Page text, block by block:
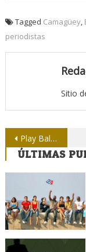
Tagged Camagüey,
periodistas
Sitio
de
entradas
Play Ball por la Jornada de la Prensa en Holguín
ÚLTIMAS